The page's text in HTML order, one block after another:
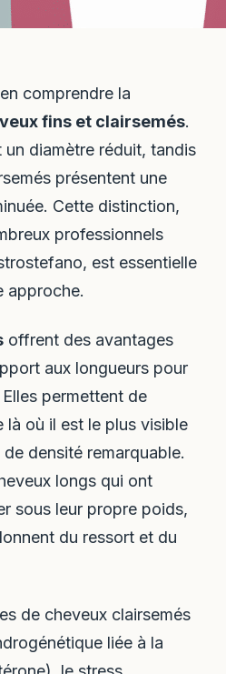
comprendre la
fins et clairsemés.
diamètre réduit, tandis
présentent une
Cette distinction,
professionnels
est essentielle
approche.
offrent des avantages
aux longueurs pour
permettent de
là où il est le plus visible
densité remarquable.
longs qui ont
sous leur propre poids,
du ressort et du
de cheveux clairsemés
liée à la